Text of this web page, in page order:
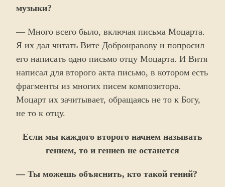
музыки?
— Много всего было, включая письма Моцарта.
Я их дал читать Вите Добронравову и попросил
его написать одно письмо отцу Моцарта. И Витя
написал для второго акта письмо, в котором есть
фрагменты из многих писем композитора.
Моцарт их зачитывает, обращаясь не то к Богу,
не то к отцу.
Если мы каждого второго начнем называть
гением, то и гениев не останется
— Ты можешь объяснить, кто такой гений?